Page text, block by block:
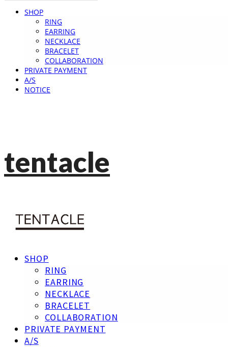
SHOP
RING
EARRING
NECKLACE
BRACELET
COLLABORATION
PRIVATE PAYMENT
A/S
NOTICE
tentacle
SHOP
RING
EARRING
NECKLACE
BRACELET
COLLABORATION
PRIVATE PAYMENT
A/S